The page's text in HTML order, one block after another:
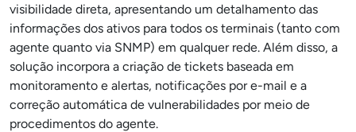
visibilidade direta, apresentando um detalhamento das
informações dos ativos para todos os terminais (tanto com
agente quanto via SNMP) em qualquer rede. Além disso, a
solução incorpora a criação de tickets baseada em
monitoramento e alertas, notificações por e-mail e a
correção automática de vulnerabilidades por meio de
procedimentos do agente.